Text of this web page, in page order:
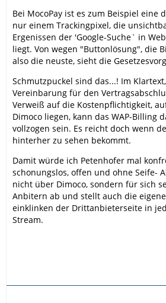
Bei MocoPay ist es zum Beispiel eine
nur einem Trackingpixel, die
Ergenissen der 'Google-Suche` in
liegt. Von wegen "Buttonlösung", die
also die neuste, sieht die
Schmutzpuckel sind das...! Im
Vereinbarung für den
Verweiß auf die Kostenpflichtigkeit,
Dimoco liegen, kann das WAP-Billing
vollzogen sein. Es reicht doch wenn
hinterher zu sehen bekommt.
Damit würde ich Petenhofer mal
schonungslos, offen und ohne Seife-
nicht über Dimoco, sondern für sich
Anbitern ab und stellt auch die
einklinken der Drittanbieterseite in
Stream.